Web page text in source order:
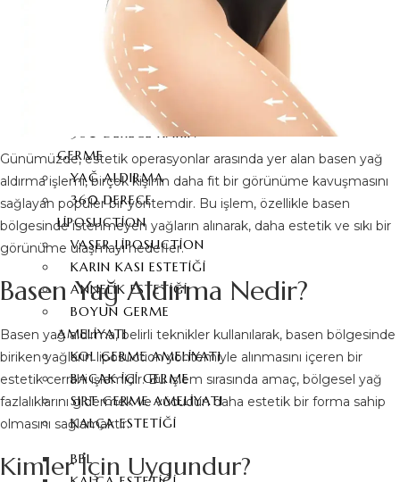
GÖĞÜS BAŞI
ÇÖKÜKLÜĞÜ
VÜCUT ESTETIĞI
KARIN GERME ESTETIĞI
360 DERECE KARIN
GERME
YAĞ ALDIRMA
360 DERECE
LIPOSUCTION
VASER LIPOSUCTION
KARIN KASI ESTETIĞI
ANNELIK ESTETIĞI
BOYUN GERME
AMELIYATI
KOL GERME AMELIYATI
BACAK İÇI GERME
SIRT GERME AMELIYATI
KALÇA ESTETIĞI
BBL
Günümüzde, estetik operasyonlar arasında yer alan basen yağ
aldırma işlemi, birçok kişinin daha fit bir görünüme kavuşmasını
sağlayan popüler bir yöntemdir. Bu işlem, özellikle basen
bölgesinde istenmeyen yağların alınarak, daha estetik ve sıkı bir
görünüme ulaşmayı hedefler.
Basen Yağ Aldırma Nedir?
Basen yağ aldırma, belirli teknikler kullanılarak, basen bölgesinde
biriken yağların liposuction yöntemiyle alınmasını içeren bir
estetik cerrahi işlemidir. Bu işlem sırasında amaç, bölgesel yağ
fazlalıklarını gidermek ve vücudun daha estetik bir forma sahip
olmasını sağlamaktır.
Kimler İçin Uygundur?